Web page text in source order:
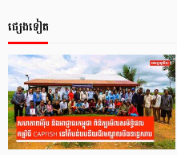
ផ្សេងទៀត